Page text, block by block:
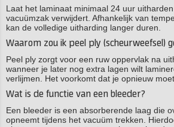
Laat het laminaat minimaal 24 uur
vacuümzak verwijdert. Afhankelijk van
kan de volledige uitharding langer duren.
Waarom zou ik peel ply (scheurweefsel)
Peel ply zorgt voor een ruw oppervlak na
wanneer je later nog extra lagen wilt
verlijmen. Het voorkomt dat je opnieuw
Wat is de functie van een bleeder?
Een bleeder is een absorberende laag die
opneemt tijdens het vacuüm trekken.